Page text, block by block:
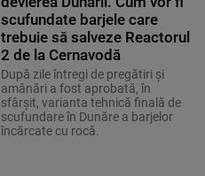
scufundate barjele care
trebuie să salveze Reactorul
2 de la Cernavodă
După zile întregi de pregătiri și
amânări a fost aprobată, în
sfârșit, varianta tehnică finală de
scufundare în Dunăre a barjelor
încărcate cu rocă.